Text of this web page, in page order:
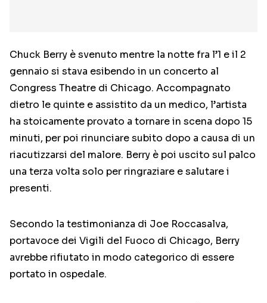
Chuck Berry è svenuto mentre la notte fra l’1 e il 2
gennaio si stava esibendo in un concerto al
Congress Theatre di Chicago. Accompagnato
dietro le quinte e assistito da un medico, l’artista
ha stoicamente provato a tornare in scena dopo 15
minuti, per poi rinunciare subito dopo a causa di un
riacutizzarsi del malore. Berry è poi uscito sul palco
una terza volta solo per ringraziare e salutare i
presenti.
Secondo la testimonianza di Joe Roccasalva,
portavoce dei Vigili del Fuoco di Chicago, Berry
avrebbe rifiutato in modo categorico di essere
portato in ospedale.